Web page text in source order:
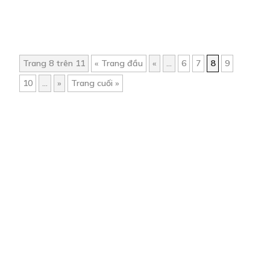
Trang 8 trên 11 « Trang đầu « ... 6 7 8
9
10
... » Trang cuối »